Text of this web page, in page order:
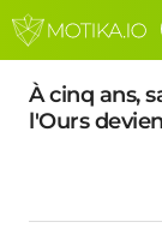
À cinq ans,
l'Ours